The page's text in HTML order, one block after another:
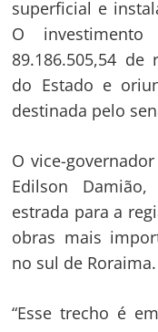
superficial e
O
89.186.505,54
do Estado e
destinada pelo
O vice-
Edilson
estrada para a
obras mais
no sul de Roraima.
“Esse trecho é